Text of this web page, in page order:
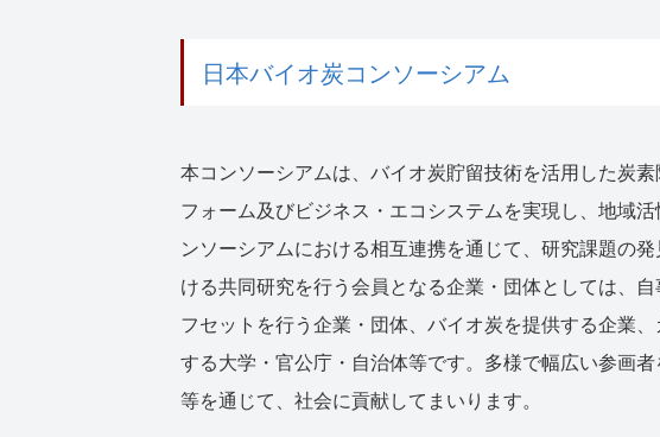
日本バイオ炭コンソーシアム
本コンソーシアムは、バイオ炭貯留技術を活用した炭
フォーム及びビジネス・エコシステムを実現し、地域
ンソーシアムにおける相互連携を通じて、研究課題の
ける共同研究を行う会員となる企業・団体としては、
フセットを行う企業・団体、バイオ炭を提供する企業
する大学・官公庁・自治体等です。多様で幅広い参画
等を通じて、社会に貢献してまいります。